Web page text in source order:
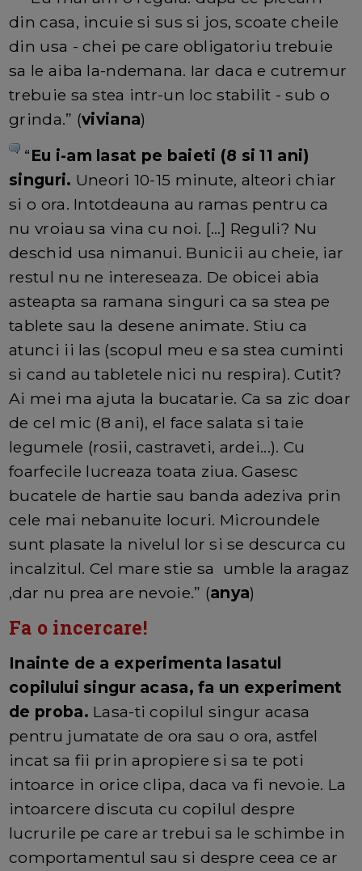
din casa, incuie si sus si jos, scoate cheile
din usa - chei pe care obligatoriu trebuie
sa le aiba la-ndemana. Iar daca e cutremur
trebuie sa stea intr-un loc stabilit - sub o
grinda.” (viviana)
“Eu i-am lasat pe baieti (8 si 11 ani)
singuri. Uneori 10-15 minute, alteori chiar
si o ora. Intotdeauna au ramas pentru ca
nu vroiau sa vina cu noi. […] Reguli? Nu
deschid usa nimanui. Bunicii au cheie, iar
restul nu ne intereseaza. De obicei abia
asteapta sa ramana singuri ca sa stea pe
tablete sau la desene animate. Stiu ca
atunci ii las (scopul meu e sa stea cuminti
si cand au tabletele nici nu respira). Cutit?
Ai mei ma ajuta la bucatarie. Ca sa zic doar
de cel mic (8 ani), el face salata si taie
legumele (rosii, castraveti, ardei...). Cu
foarfecile lucreaza toata ziua. Gasesc
bucatele de hartie sau banda adeziva prin
cele mai nebanuite locuri. Microundele
sunt plasate la nivelul lor si se descurca cu
incalzitul. Cel mare stie sa umble la aragaz
,dar nu prea are nevoie.” (anya)
Fa o incercare!
Inainte de a experimenta lasatul
copilului singur acasa, fa un experiment
de proba. Lasa-ti copilul singur acasa
pentru jumatate de ora sau o ora, astfel
incat sa fii prin apropiere si sa te poti
intoarce in orice clipa, daca va fi nevoie. La
intoarcere discuta cu copilul despre
lucrurile pe care ar trebui sa le schimbe in
comportamentul sau si despre ceea ce ar